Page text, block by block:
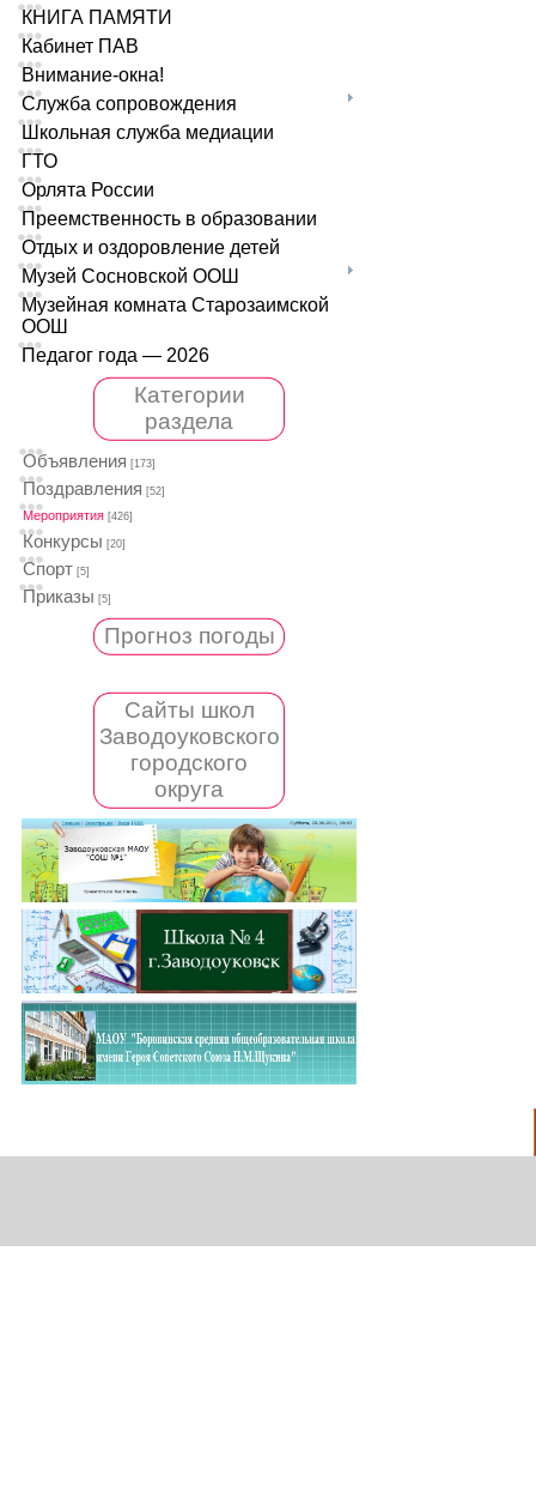
КНИГА ПАМЯТИ
Кабинет ПАВ
Внимание-окна!
Служба сопровождения
Школьная служба медиации
ГТО
Орлята России
Преемственность в образовании
Отдых и оздоровление детей
Музей Сосновской ООШ
Музейная комната Старозаимской
ООШ
Педагог года — 2026
Категории
раздела
Объявления [173]
Поздравления [52]
Мероприятия [426]
Конкурсы [20]
Спорт [5]
Приказы [5]
Прогноз погоды
Сайты школ
Заводоуковского
городского
округа